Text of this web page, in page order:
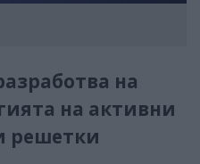
на
на активни
решетки